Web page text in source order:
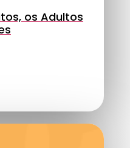
os Adultos